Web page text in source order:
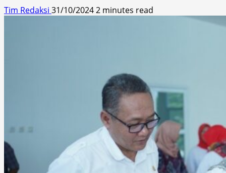
Tim Redaksi 31/10/20242 minutes read